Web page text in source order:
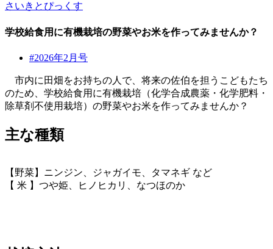
さいきとぴっくす
学校給食用に有機栽培の野菜やお米を作ってみませんか？
#2026年2月号
市内に田畑をお持ちの人で、将来の佐伯を担うこどもたち
のため、学校給食用に有機栽培（化学合成農薬・化学肥料・
除草剤不使用栽培）の野菜やお米を作ってみませんか？
主な種類
【野菜】ニンジン、ジャガイモ、タマネギ など
【 米 】つや姫、ヒノヒカリ、なつほのか